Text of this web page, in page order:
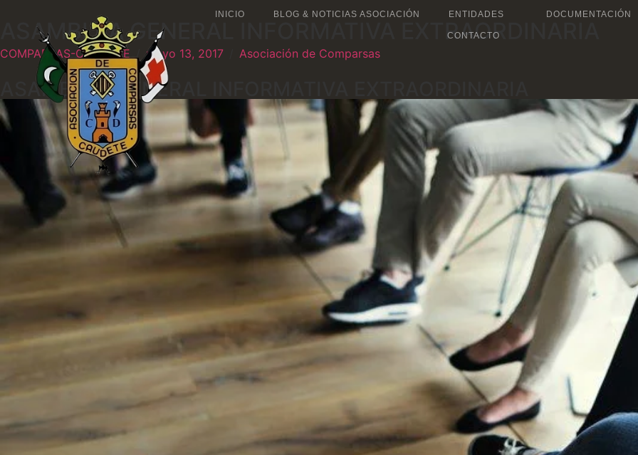
INICIO BLOG & NOTICIAS ASOCIACIÓN ENTIDADES DOCUMENTACIÓN
CONTACTO
ASAMBLEA GENERAL INFORMATIVA EXTRAORDINARIA
COMPARSAS-CAUDETE mayo 13, 2017 Asociación de Comparsas
ASAMBLEA GENERAL INFORMATIVA EXTRAORDINARIA